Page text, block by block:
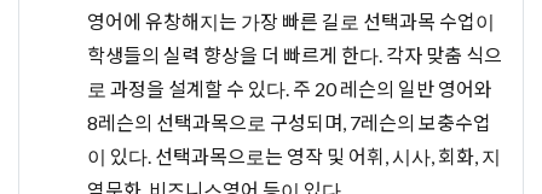
영어에 유창해지는 가장 빠른 길로 선택과목 수업이
학생들의 실력 향상을 더 빠르게 한다. 각자 맞춤 식으
로 과정을 설계할 수 있다. 주 20 레슨의 일반 영어와
8레슨의 선택과목으로 구성되며, 7레슨의 보충수업
이 있다. 선택과목으로는 영작 및 어휘, 시사, 회화, 지